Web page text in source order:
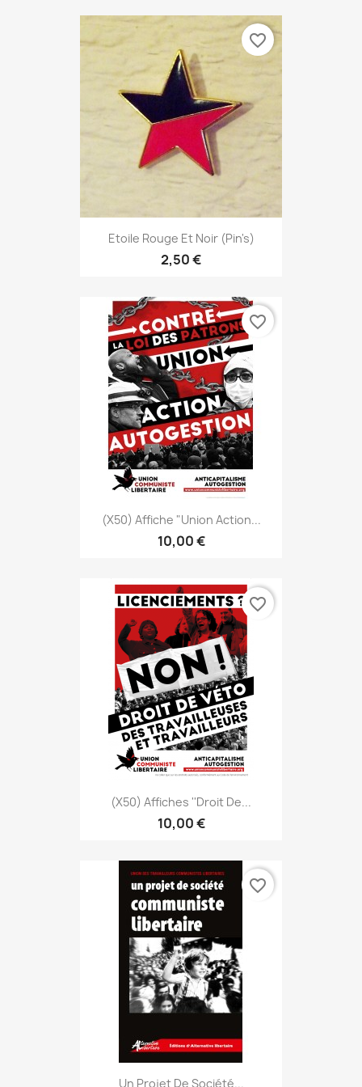
Etoile Rouge Et Noir (pin's)
2,50 €
favorite_border
(x50) Affiche "Union Action...
10,00 €
favorite_border
(x50) Affiches ''Droit De...
10,00 €
favorite_border
Un Projet De Société...
favorite_border